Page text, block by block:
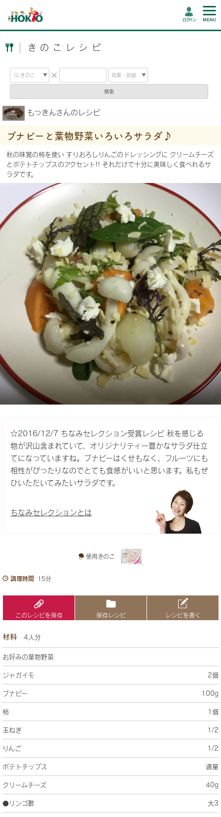
ログイン
きのこレシピ
検索
もっきんさんのレシピ
ブナピーと葉物野菜いろいろサラダ♪
秋の味覚の柿を使い すりおろしりんごのドレッシングに クリームチーズ
とポテトチップスのアクセント!! それだけで十分に美味しく食べれるサ
ラダです。
☆2016/12/7 ちなみセレクション受賞レシピ 秋を感じる
物が沢山含まれていて、オリジナリティー豊かなサラダ仕立
てになっていますね。ブナピーはくせもなく、フルーツにも
相性がぴったりなのでとても食感がいいと思います。私もぜ
ひいただいてみたいサラダです。
ちなみセレクションとは
使用きのこ
調理時間 15分
このレシピを保存 保存レシピ レシピを書く
材料 4人分
お好みの葉物野菜
ジャガイモ 2個
ブナピー 100g
柿 1個
玉ねぎ 1/2
りんご 1/2
ポテトチップス 適量
クリームチーズ 40g
●リンゴ酢 大3